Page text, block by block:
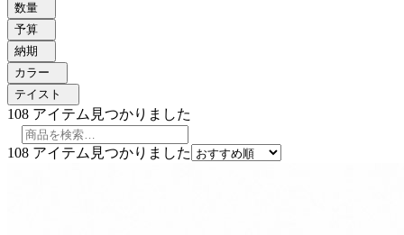
数量
予算
納期
カラー
テイスト
108 アイテム見つかりました
108 アイテム見つかりました